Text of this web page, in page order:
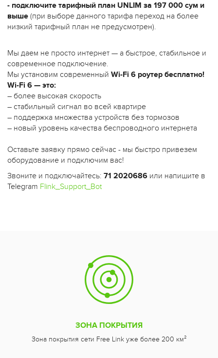
- подключите тарифный план UNLIM за 197 000 сум и
выше (при выборе данного тарифа переход на более
низкий тарифный план не предусмотрен).
Мы даем не просто интернет — а быстрое, стабильное и
современное подключение.
Мы установим современный Wi-Fi 6 роутер бесплатно!
Wi-Fi 6 — это:
– более высокая скорость
– стабильный сигнал во всей квартире
– поддержка множества устройств без тормозов
– новый уровень качества беспроводного интернета
Оставьте заявку прямо сейчас - мы быстро привезем
оборудование и подключим вас!
Звоните и подключайтесь: 71 2020686 или напишите в
Telegram Flink_Support_Bot
ЗОНА ПОКРЫТИЯ
Зона покрытия сети Free Link уже более 200 км²